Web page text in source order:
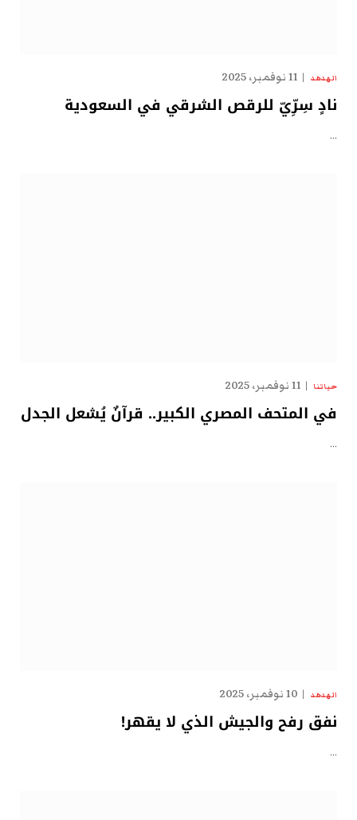
الهدهد 11 نوفمبر، 2025
نادٍ سِرِّيّ للرقص الشرقي في السعودية
…
حياتنا 11 نوفمبر، 2025
في المتحف المصري الكبير.. قرآنٌ يُشعل الجدل
…
الهدهد 10 نوفمبر، 2025
نفق رفح والجيش الذي لا يقهر!
…